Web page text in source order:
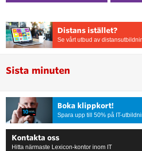
Distans istället?
Se vårt utbud av
Sista minuten
Boka klippkort!
Spara upp till 50% på IT-
Kontakta oss
Hitta närmaste Lexicon-kontor inom IT